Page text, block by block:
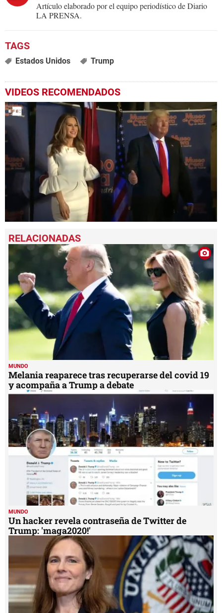
Artículo elaborado por el equipo periodístico de Diario
LA PRENSA.
Estados Unidos Trump
VIDEOS RECOMENDADOS
seconds
of
minute,
21
seconds
MUNDO
Melania reaparece tras recuperarse del covid 19
y acompaña a Trump a debate
MUNDO
Un hacker revela contraseña de Twitter de
Trump: 'maga2020!'